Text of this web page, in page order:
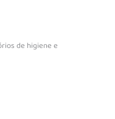
de higiene e